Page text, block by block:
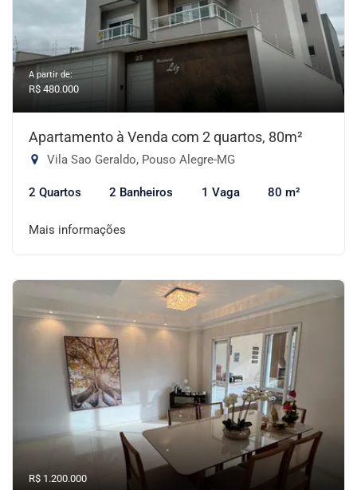
A partir de:
R$ 480.000
Apartamento à Venda com 2 quartos, 80m²
Vila Sao Geraldo, Pouso Alegre-MG
2 Quartos 2 Banheiros 1 Vaga 80 m²
Mais informações
R$ 1.200.000